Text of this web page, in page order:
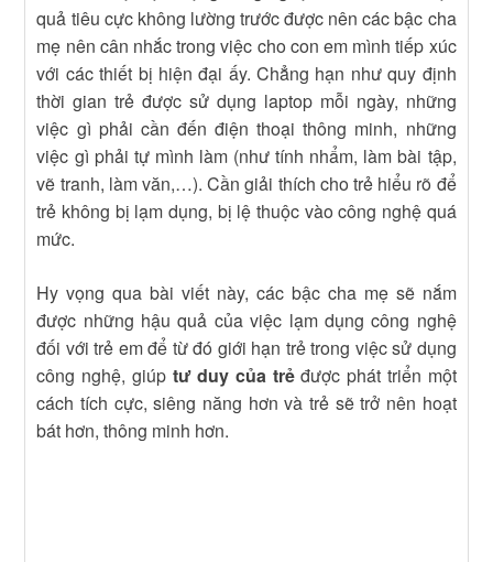
quả tiêu cực không lường trước được nên các bậc cha
mẹ nên cân nhắc trong việc cho con em mình tiếp xúc
với các thiết bị hiện đại ấy. Chẳng hạn như quy định
thời gian trẻ được sử dụng laptop mỗi ngày, những
việc gì phải cần đến điện thoại thông minh, những
việc gì phải tự mình làm (như tính nhẩm, làm bài tập,
vẽ tranh, làm văn,…). Cần giải thích cho trẻ hiểu rõ để
trẻ không bị lạm dụng, bị lệ thuộc vào công nghệ quá
mức.
Hy vọng qua bài viết này, các bậc cha mẹ sẽ nắm
được những hậu quả của việc lạm dụng công nghệ
đối với trẻ em để từ đó giới hạn trẻ trong việc sử dụng
công nghệ, giúp tư duy của trẻđược phát triển một
cách tích cực, siêng năng hơn và trẻ sẽ trở nên hoạt
bát hơn, thông minh hơn.